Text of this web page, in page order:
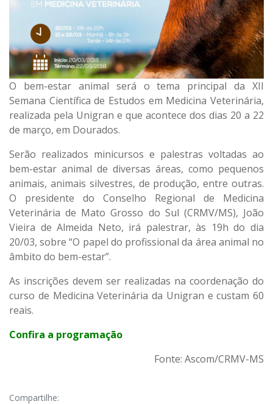
O bem-estar animal será o tema principal da XII
Semana Científica de Estudos em Medicina Veterinária,
realizada pela Unigran e que acontece dos dias 20 a 22
de março, em Dourados.
Serão realizados minicursos e palestras voltadas ao
bem-estar animal de diversas áreas, como pequenos
animais, animais silvestres, de produção, entre outras.
O presidente do Conselho Regional de Medicina
Veterinária de Mato Grosso do Sul (CRMV/MS), João
Vieira de Almeida Neto, irá palestrar, às 19h do dia
20/03, sobre “O papel do profissional da área animal no
âmbito do bem-estar”.
As inscrições devem ser realizadas na coordenação do
curso de Medicina Veterinária da Unigran e custam 60
reais.
Confira a programação
Fonte: Ascom/CRMV-MS
Compartilhe: